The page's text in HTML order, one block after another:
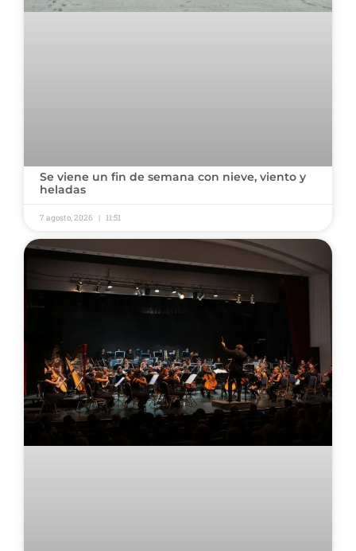
​Se viene un fin de semana con nieve, viento y
heladas ​
7 agosto, 2026 11:51